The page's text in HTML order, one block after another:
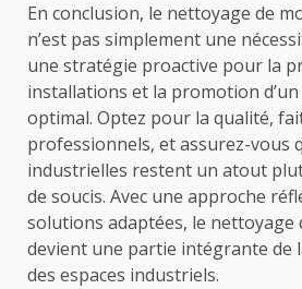
En conclusion, le nettoyage de
n’est pas simplement une
une stratégie proactive pour la
installations et la promotion
optimal. Optez pour la qualité,
professionnels, et assurez-vous
industrielles restent un atout
de soucis. Avec une approche
solutions adaptées, le nettoyage
devient une partie intégrante de
des espaces industriels.